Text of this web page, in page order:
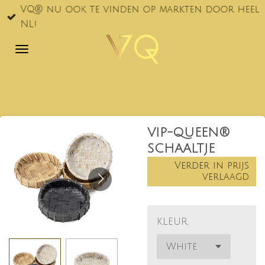
Ga
direct
VQ® nu ook te vinden op markten door heel
NL!
VIP-QUEEN®
SCHAALTJE
Verder in prijs
verlaagd
KLEUR